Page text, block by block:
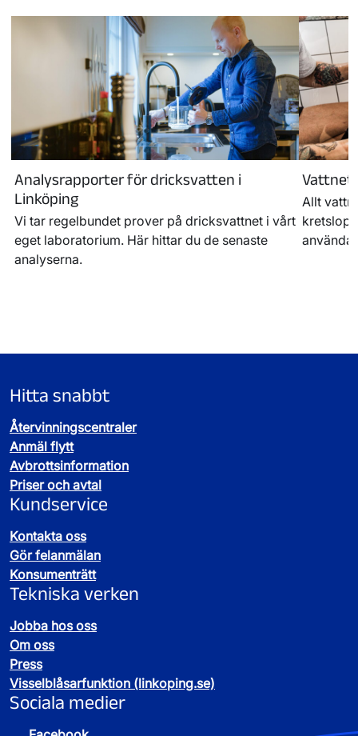
Analysrapporter för dricksvatten i
Linköping
Vi tar regelbundet prover på dricksvattnet i vårt
eget laboratorium. Här hittar du de senaste
analyserna.
Allt
använda
Hitta snabbt
Återvinningscentraler
Anmäl flytt
Avbrottsinformation
Priser och avtal
Kundservice
Kontakta oss
Gör felanmälan
Konsumenträtt
Tekniska verken
Jobba hos oss
Om oss
Press
Visselblåsarfunktion (linkoping.se)
Sociala medier